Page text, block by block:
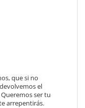
que si no
el
ser tu
arrepentirás.